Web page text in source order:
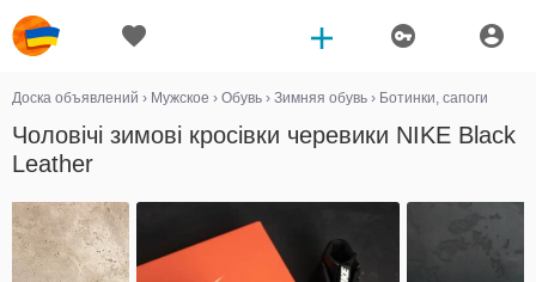
Доска объявлений › Мужское › Обувь › Зимняя обувь › Ботинки, сапоги
Чоловічі зимові кросівки черевики NIKE Black
Leather